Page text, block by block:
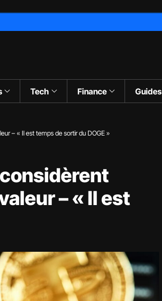
Tech Finance Guides
– « Il est temps de sortir du DOGE »
– « Il est